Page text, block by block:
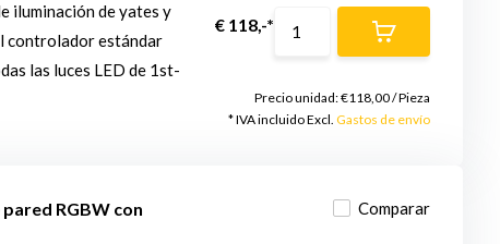
iluminación de yates y
controlador estándar
las luces LED de 1st-
€ 118,-*
Precio unidad:€118,00/Pieza
* IVA incluido Excl.Gastos de envío
RGBW con
Comparar